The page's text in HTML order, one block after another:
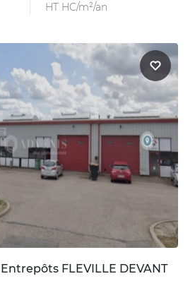
HT HC/m²/an
FLEVILLE DEVANT